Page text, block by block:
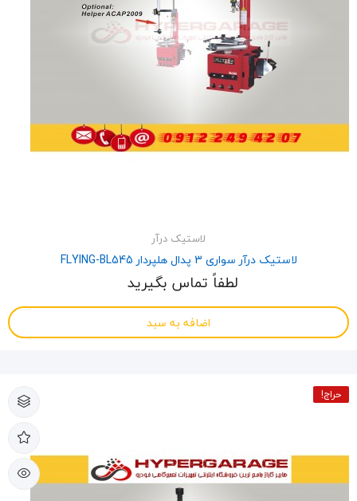
لاستیک درآر
لاستیک درآر سواری 3 پدال هلپردار FLYING-BL545
لطفاً تماس بگیرید
اضافه به سبد
حراج!